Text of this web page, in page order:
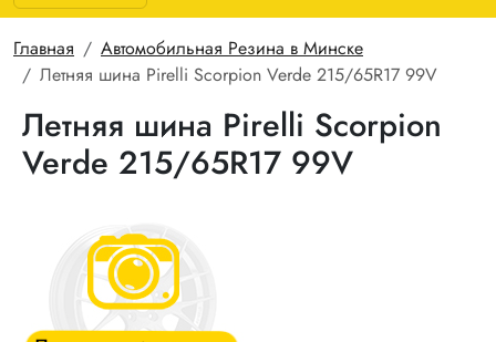
Строка навигации
Главная
Автомобильная Резина в Минске
Летняя шина Pirelli Scorpion Verde 215/65R17 99V
Летняя шина Pirelli Scorpion
Verde 215/65R17 99V